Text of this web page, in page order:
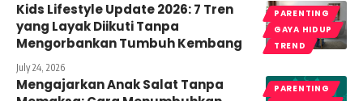
PARENTING
GAYA HIDUP
TREND
Kids Lifestyle Update 2026: 7 Tren
yang Layak Diikuti Tanpa
Mengorbankan Tumbuh Kembang
July 24, 2026
PARENTING
Mengajarkan Anak Salat Tanpa